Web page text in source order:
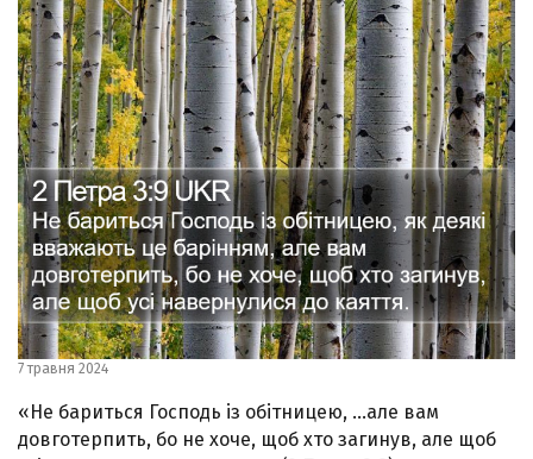
7 травня 2024
«Не бариться Господь із обітницею, …але вам
довготерпить, бо не хоче, щоб хто загинув, але щоб